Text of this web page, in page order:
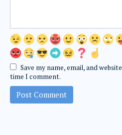
Save my name, email, and
time I comment.